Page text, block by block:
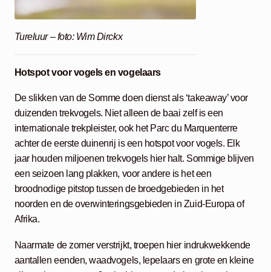
Tureluur – foto: Wim Dirckx
Hotspot voor vogels en vogelaars
De slikken van de Somme doen dienst als ‘takeaway’ voor
duizenden trekvogels. Niet alleen de baai zelf is een
internationale trekpleister, ook het Parc du Marquenterre
achter de eerste duinenrij is een hotspot voor vogels. Elk
jaar houden miljoenen trekvogels hier halt. Sommige blijven
een seizoen lang plakken, voor andere is het een
broodnodige pitstop tussen de broedgebieden in het
noorden en de overwinteringsgebieden in Zuid-Europa of
Afrika.
Naarmate de zomer verstrijkt, troepen hier indrukwekkende
aantallen eenden, waadvogels, lepelaars en grote en kleine